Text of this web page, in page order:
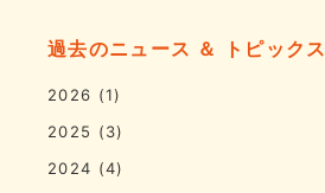
過去のニュース ＆ トピックス
2026 (1)
2025 (3)
2024 (4)